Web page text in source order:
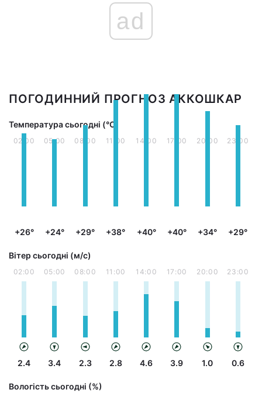
ad
ПОГОДИННИЙ ПРОГНОЗ АККОШКАР
Температура сьогодні (°С)
02:00
+26°
05:00
+24°
08:00
+29°
11:00
+38°
14:00
+40°
17:00
+40°
20:00
+34°
23:00
+29°
Вітер сьогодні (м/с)
02:00
2.4
05:00
3.4
08:00
2.3
11:00
2.8
14:00
4.6
17:00
3.9
20:00
1.0
23:00
0.6
Вологість сьогодні (%)